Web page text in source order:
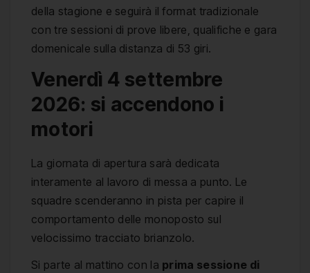
della stagione e seguirà il format tradizionale
con tre sessioni di prove libere, qualifiche e gara
domenicale sulla distanza di 53 giri.
Venerdì 4 settembre
2026: si accendono i
motori
La giornata di apertura sarà dedicata
interamente al lavoro di messa a punto. Le
squadre scenderanno in pista per capire il
comportamento delle monoposto sul
velocissimo tracciato brianzolo.
Si parte al mattino con la prima sessione di